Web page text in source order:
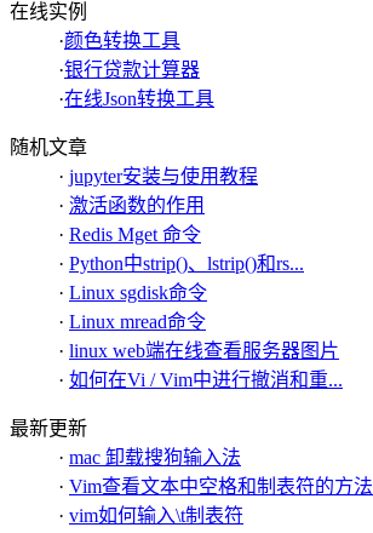
在线实例
·颜色转换工具
·银行贷款计算器
·在线Json转换工具
随机文章
· jupyter安装与使用教程
· 激活函数的作用
· Redis Mget 命令
· Python中strip()、lstrip()和rs...
· Linux sgdisk命令
· Linux mread命令
· linux web端在线查看服务器图片
· 如何在Vi / Vim中进行撤消和重...
最新更新
· mac 卸载搜狗输入法
· Vim查看文本中空格和制表符的方法
· vim如何输入\t制表符